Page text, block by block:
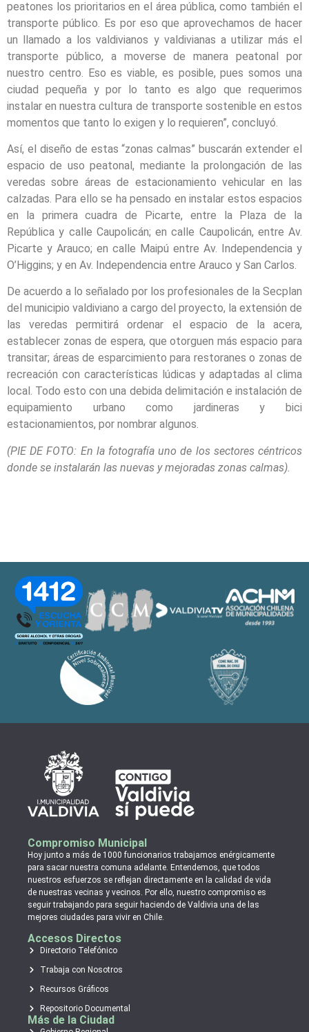
peatones los prioritarios en el área pública, como también el
transporte público. Es por eso que aprovechamos de hacer
un llamado a los valdivianos y valdivianas a utilizar más el
transporte público, a moverse de manera peatonal por
nuestro centro. Eso es viable, es posible, pues somos una
ciudad pequeña y por lo tanto es algo que requerimos
instalar en nuestra cultura de transporte sostenible en estos
momentos que tanto lo exigen y lo requieren”, concluyó.
Así, el diseño de estas “zonas calmas” buscarán extender el
espacio de uso peatonal, mediante la prolongación de las
veredas sobre áreas de estacionamiento vehicular en las
calzadas. Para ello se ha pensado en instalar estos espacios
en la primera cuadra de Picarte, entre la Plaza de la
República y calle Caupolicán; en calle Caupolicán, entre Av.
Picarte y Arauco; en calle Maipú entre Av. Independencia y
O’Higgins; y en Av. Independencia entre Arauco y San Carlos.
De acuerdo a lo señalado por los profesionales de la Secplan
del municipio valdiviano a cargo del proyecto, la extensión de
las veredas permitirá ordenar el espacio de la acera,
establecer zonas de espera, que otorguen más espacio para
transitar; áreas de esparcimiento para restoranes o zonas de
recreación con características lúdicas y adaptadas al clima
local. Todo esto con una debida delimitación e instalación de
equipamiento urbano como jardineras y bici
estacionamientos, por nombrar algunos.
(PIE DE FOTO: En la fotografía uno de los sectores céntricos
donde se instalarán las nuevas y mejoradas zonas calmas).
Compromiso Municipal
Hoy junto a más de 1000 funcionarios trabajamos enérgicamente
para sacar nuestra comuna adelante. Entendemos, que todos
nuestros esfuerzos se reflejan directamente en la calidad de vida
de nuestras vecinas y vecinos. Por ello, nuestro compromiso es
seguir trabajando para seguir haciendo de Valdivia una de las
mejores ciudades para vivir en Chile.
Accesos Directos
Directorio Telefónico
Trabaja con Nosotros
Recursos Gráficos
Repositorio Documental
Más de la Ciudad